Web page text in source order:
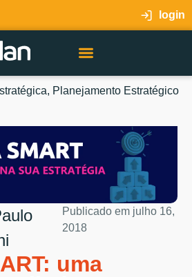
login
, Planejamento Estratégico
Publicado em julho 16,
2018
uma